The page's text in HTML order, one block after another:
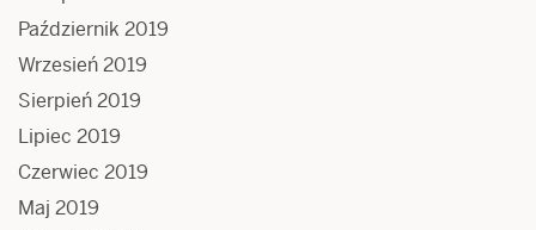
Październik 2019
Wrzesień 2019
Sierpień 2019
Lipiec 2019
Czerwiec 2019
Maj 2019